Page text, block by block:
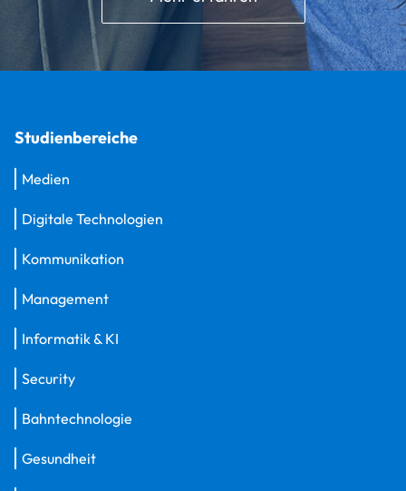
Studienbereiche
Medien
Digitale Technologien
Kommunikation
Management
Informatik & KI
Security
Bahntechnologie
Gesundheit